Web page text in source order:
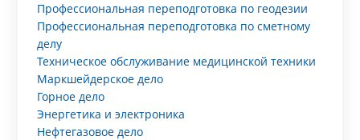
Профессиональная переподготовка по геодезии
Профессиональная переподготовка по сметному
делу
Техническое обслуживание медицинской техники
Маркшейдерское дело
Горное дело
Энергетика и электроника
Нефтегазовое дело